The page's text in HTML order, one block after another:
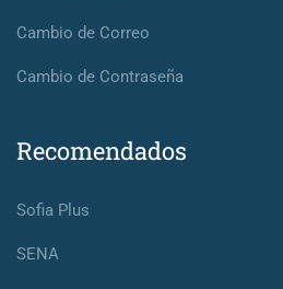
Cambio de Correo
Cambio de Contraseña
Recomendados
Sofia Plus
SENA